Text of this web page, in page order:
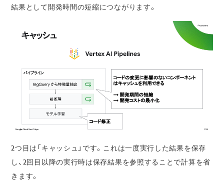
結果として開発時間の短縮につながります。
2つ目は「キャッシュ」です。これは一度実行した結果を保存
し、2回目以降の実行時は保存結果を参照することで計算を省
きます。